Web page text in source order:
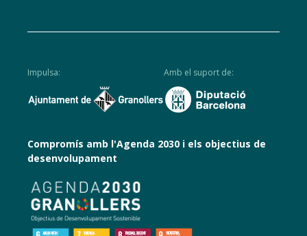
Impulsa: Amb el suport de:
Compromís amb l'Agenda 2030 i els objectius de
desenvolupament